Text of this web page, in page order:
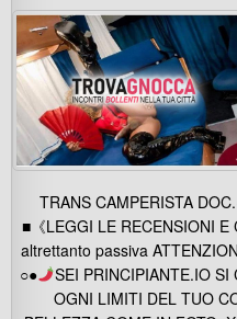
TRANS CAMPERISTA DOC.
■《LEGGI LE RECENSIONI E
altrettanto passiva
○●
SEI PRINCIPIANTE.IO SI
OGNI LIMITI DEL TUO